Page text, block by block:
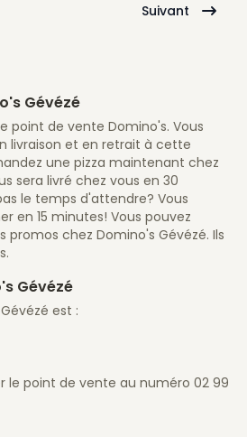
Suivant
Gévézé
point de vente Domino's. Vous
livraison et en retrait à cette
une pizza maintenant chez
sera livré chez vous en 30
le temps d'attendre? Vous
en 15 minutes! Vous pouvez
chez Domino's Gévézé. Ils
Gévézé
est :
le point de vente au numéro 02 99